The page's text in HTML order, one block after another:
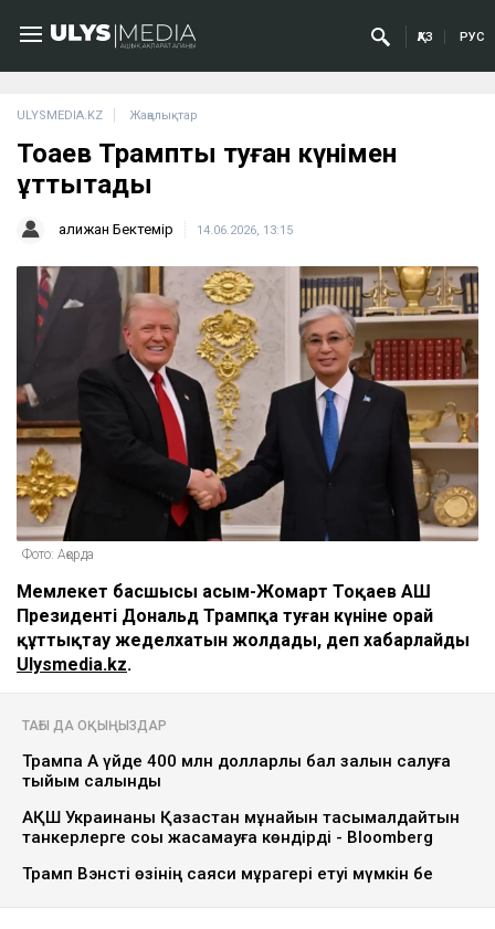
ҚАЗ РУС
ULYSMEDIA.KZ Жаңалықтар
Тоқаев Трампты туған күнімен
құттықтады
Қалижан Бектемір 14.06.2026, 13:15
Фото: Ақорда
Мемлекет басшысы Қасым-Жомарт Тоқаев АҚШ
Президенті Дональд Трампқа туған күніне орай
құттықтау жеделхатын жолдады, деп хабарлайды
Ulysmedia.kz.
ТАҒЫ ДА ОҚЫҢЫЗДАР
Трампқа Ақ үйде 400 млн долларлық бал залын салуға
тыйым салынды
АҚШ Украинаны Қазақстан мұнайын тасымалдайтын
танкерлерге соққы жасамауға көндірді - Bloomberg
Трамп Вэнсті өзінің саяси мұрагері етуі мүмкін бе